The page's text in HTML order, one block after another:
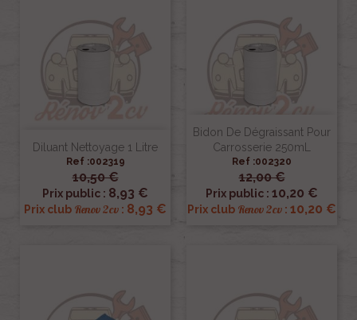
Diluant Nettoyage 1 Litre
Ref :002319
10,50 €
Prix public : 8,93 €
Prix club Renov 2cv : 8,93 €
Bidon De Dégraissant Pour
Carrosserie 250mL
Ref :002320
12,00 €
Prix public : 10,20 €
Prix club Renov 2cv : 10,20 €